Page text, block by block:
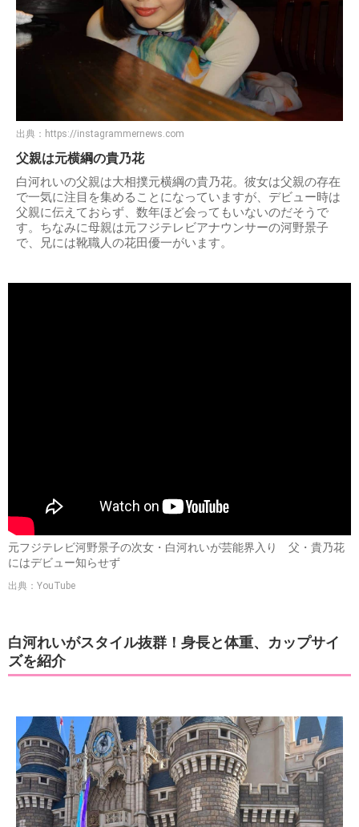
出典： https://instagrammernews.com
父親は元横綱の貴乃花
白河れいの父親は大相撲元横綱の貴乃花。彼女は父親の存在
で一気に注目を集めることになっていますが、デビュー時は
父親に伝えておらず、数年ほど会ってもいないのだそうで
す。ちなみに母親は元フジテレビアナウンサーの河野景子
で、兄には靴職人の花田優一がいます。
元フジテレビ河野景子の次女・白河れいが芸能界入り 父・貴乃花
にはデビュー知らせず
出典：YouTube
白河れいがスタイル抜群！身長と体重、カップサイ
ズを紹介